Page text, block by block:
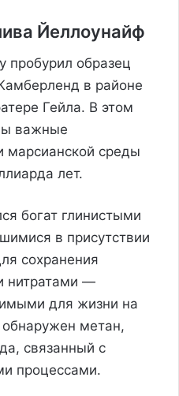
Йеллоунайф
пробурил образец
в районе
Гейла. В этом
важные
марсианской среды
лет.
богат глинистыми
в присутствии
сохранения
нитратами —
для жизни на
метан,
связанный с
процессами.